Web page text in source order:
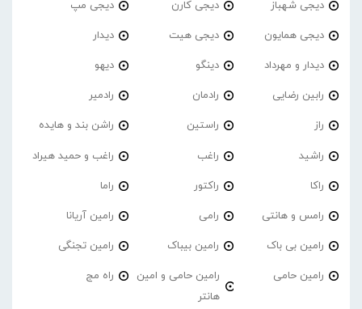
دیجی شهباز دیجی کارن دیجی مپ
دیجی همایون دیجی هیت دیدار
دیدار و مهرداد دینگو دیهو
رابین رضایی رادمان رادمیر
راز راستین راشن بند و هایده
راشید راغب راغب و حمید هیراد
راکا راکتور راما
رامس و هانتی رامی رامین آریانا
رامین بی باک رامین بیباک رامین تجنگی
رامین حامی
رامین حامی و امین
هانتر
راه مج